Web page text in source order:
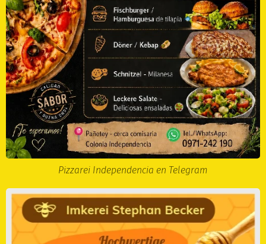
Pizzarei Independencia en Telegram